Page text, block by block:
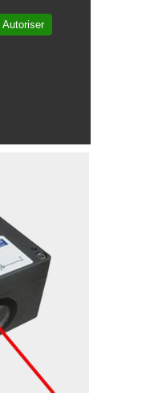
Autoriser